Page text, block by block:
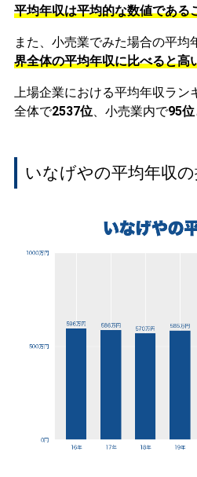
平均年収は平均的な数値である
また、小売業でみた場合の平均
界全体の平均年収に比べると高
上場企業における平均年収ラン
全体で2537位、小売業内で95位
いなげやの平均年収